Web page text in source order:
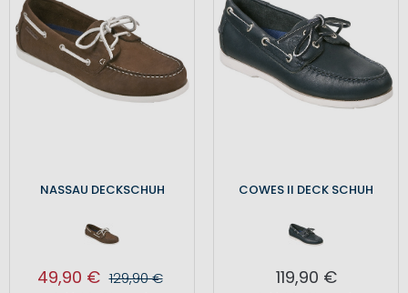
NASSAU DECKSCHUH
49,90 € 129,90 €
COWES II DECK SCHUH
119,90 €